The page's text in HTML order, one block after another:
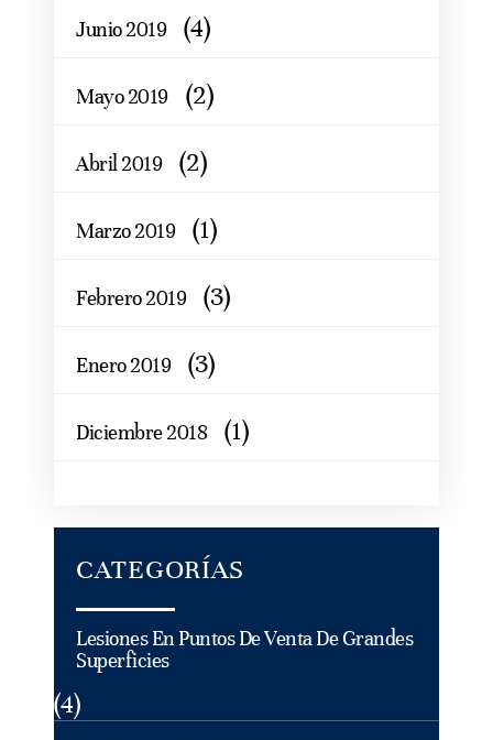
Junio 2019 (4)
Mayo 2019 (2)
Abril 2019 (2)
Marzo 2019 (1)
Febrero 2019 (3)
Enero 2019 (3)
Diciembre 2018 (1)
CATEGORÍAS
Lesiones En Puntos De Venta De Grandes
Superficies
(4)